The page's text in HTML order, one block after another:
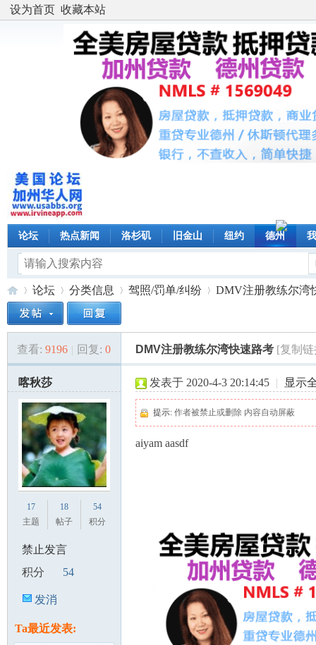
设为首页 收藏本站
论坛 热点新闻 洛杉矶 旧金山 纽约 德州
美
论
»
论坛
›
分类信息 驾照/罚单/纠纷
›
DMV注册教练尔湾
查看: 9196 | 回复: 0 DMV注册教练尔湾快速路考 [复制
喀秋莎
17
主题
18
帖子
54
积分
禁止发言
积分
54
发消
Ta最近发表:
发表于 2020-4-3 20:14:45 | 显示
提示: 作者被禁止或删除 内容自动屏蔽
aiyam aasdf